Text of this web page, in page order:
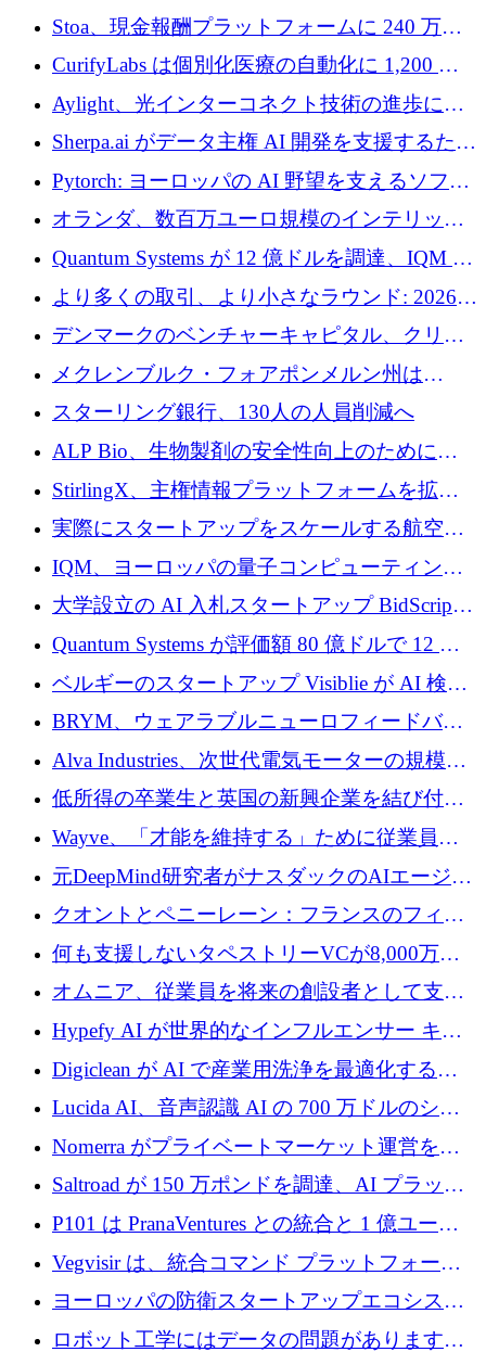
調達、年間収益1億ドルを突破
Stoa、現金報酬プラットフォームに 240 万ド
ルを確保
CurifyLabs は個別化医療の自動化に 1,200 万
ユーロを寄付
Aylight、光インターコネクト技術の進歩に向
けて450万ユーロのプレシードラウンドを終了
Sherpa.ai がデータ主権 AI 開発を支援するため
に 1,800 万ドルを調達
Pytorch: ヨーロッパの AI 野望を支えるソフト
ウェア層
オランダ、数百万ユーロ規模のインテリック
との提携で軍用ドローンにソフトウェアファ
ースト戦略を採用
Quantum Systems が 12 億ドルを調達、IQM が
米国の主要取引所で初の欧州量子企業とな
る、6 月に欧州のスタートアップ資金調達
より多くの取引、より小さなラウンド: 2026
年 6 月に欧州のスタートアップ資金調達
デンマークのベンチャーキャピタル、クリメ
ンタム・キャピタルが気候変動対策ハードウ
ェア投資として初回クローズで6,000万ユーロ
を確保
メクレンブルク・フォアポンメルン州は
Nextcloud を州全体に展開し、オープンソース
スターリング銀行、130人の人員削減へ
ALP Bio、生物製剤の安全性向上のために
Venture Kick から 16 万 1,000 ユーロを調達
StirlingX、主権情報プラットフォームを拡張
するためにシリーズ A で 2,000 万ドルを確保
実際にスタートアップをスケールする航空イ
ノベーション モデルを学ぶ
IQM、ヨーロッパの量子コンピューティング
企業として初めて米国の主要取引所に上場
大学設立の AI 入札スタートアップ BidScript
がプレシード資金総額 100 万ドルを突破
Quantum Systems が評価額 80 億ドルで 12 億
ドルを調達
ベルギーのスタートアップ Visiblie が AI 検索
の可視化のために 50 万ユーロを調達
BRYM、ウェアラブルニューロフィードバッ
クプラットフォームの開発に65万ユーロを確
Alva Industries、次世代電気モーターの規模拡
大に 1,600 万ユーロを調達
低所得の卒業生と英国の新興企業を結び付け
るためにCommon Pathを開始
Wayve、「才能を維持する」ために従業員に
8,500万ドルの株式公開買い付けを実施
元DeepMind研究者がナスダックのAIエージェ
ントを拡張するためにCreandumの資金調達で
記録を獲得
クオントとペニーレーン：フランスのフィン
テックの友人と敵
何も支援しないタペストリーVCが8,000万ド
ルの資金を調達、ロンドン事務所を開設
オムニア、従業員を将来の創設者として支援
するために Firedrop でファンドを立ち上げる
Hypefy AI が世界的なインフルエンサー キャ
ンペーンを自動化するためにシリーズ A で
720 万ドルを調達
Digiclean が AI で産業用洗浄を最適化するた
めに 250 万ユーロを調達
Lucida AI、音声認識 AI の 700 万ドルのシー
ドラウンドを終了
Nomerra がプライベートマーケット運営を自
動化するために 200 万ドルを調達
Saltroad が 150 万ポンドを調達、AI プラット
フォーム Ogma を買収して子ども向け言語療
法を拡大
P101 は PranaVentures との統合と 1 億ユーロ
のファンドによりシード投資に拡大
Vegvisir は、統合コマンド プラットフォーム
を通じて関連する無人システムを接続するた
めの資金を調達します
ヨーロッパの防衛スタートアップエコシステ
ムとなったハッカソン
ロボット工学にはデータの問題があります。